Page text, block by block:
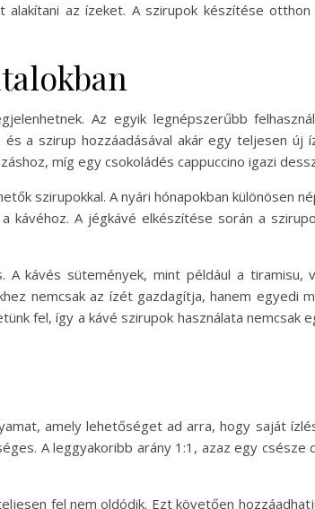
az ízeket. A szirupok készítése
Az egyik legnépszerűbb
a szirup hozzáadásával akár egy teljesen új
míg egy csokoládés cappuccino igazi
szirupokkal. A nyári hónapokban különösen
kávéhoz. A jégkávé elkészítése során a
A kávés sütemények, mint például a
nemcsak az ízét gazdagítja, hanem egyedi
fel, így a kávé szirupok használata nemcsak
amely lehetőséget ad arra, hogy saját
A leggyakoribb arány 1:1, azaz egy csésze
fel nem oldódik. Ezt követően